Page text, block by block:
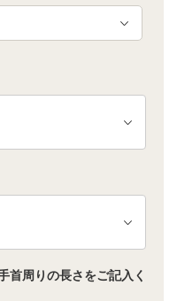
首周りの長さをご記入く